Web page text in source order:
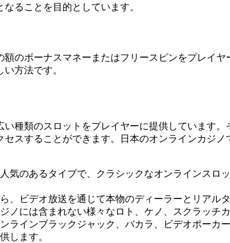
ることを目的としています。
のボーナスマネーまたはフリースピンをプレイ
方法です。
種類のスロットをプレイヤーに提供しています
スすることができます。日本のオンラインカジ
気のあるタイプで、クラシックなオンラインスロ
ビデオ放送を通じて本物のディーラーとリアル
には含まれない様々なロト、ケノ、スクラッチ
ラインブラックジャック、バカラ、ビデオポーカ
します。